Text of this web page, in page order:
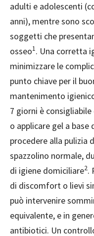
adulti e adolescenti
anni), mentre sono
soggetti che
osseo1. Una corretta
minimizzare le
punto chiave per il
mantenimento
7 giorni è
o applicare gel a base
procedere alla pulizia
spazzolino normale,
di igiene domiciliare2.
di discomfort o lievi
può intervenire
equivalente, e in
antibiotici. Un